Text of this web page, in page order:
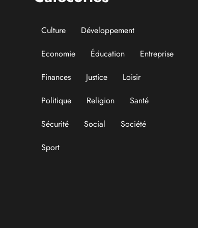
Culture
Développement
Economie
Éducation
Entreprise
Finances
Justice
Loisir
Politique
Religion
Santé
Sécurité
Social
Société
Sport